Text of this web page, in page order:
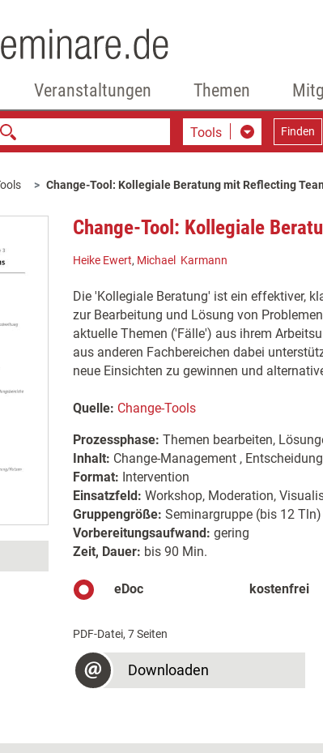
Veranstaltungen Themen
Tools Finden
Change-Tool: Kollegiale Beratung mit Reflecting
Change-Tool: Kollegiale
Heike Ewert, Michael Karmann
Die 'Kollegiale Beratung' ist ein effektiver,
zur Bearbeitung und Lösung von
aktuelle Themen ('Fälle') aus ihrem
aus anderen Fachbereichen dabei
neue Einsichten zu gewinnen und
Quelle: Change-Tools
Prozessphase: Themen bearbeiten,
Inhalt: Change-Management ,
Format: Intervention
Einsatzfeld: Workshop, Moderation,
Gruppengröße: Seminargruppe (bis 12 Tln)
Vorbereitungsaufwand: gering
Zeit, Dauer: bis 90 Min.
eDoc kostenfrei
PDF-Datei, 7 Seiten
Downloaden